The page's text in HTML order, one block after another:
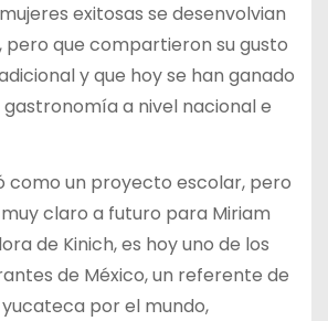
exitosas se desenvolvian
pero que compartieron su gusto
y que hoy se han ganado
a nivel nacional e
como un proyecto escolar, pero
claro a futuro para Miriam
de Kinich, es hoy uno de los
de México, un referente de
por el mundo,